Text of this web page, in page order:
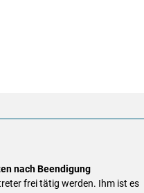
nach Beendigung
frei tätig werden. Ihm ist es